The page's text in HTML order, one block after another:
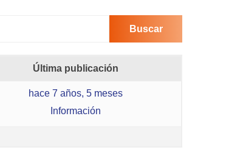
Última publicación
hace 7 años, 5 meses
Información